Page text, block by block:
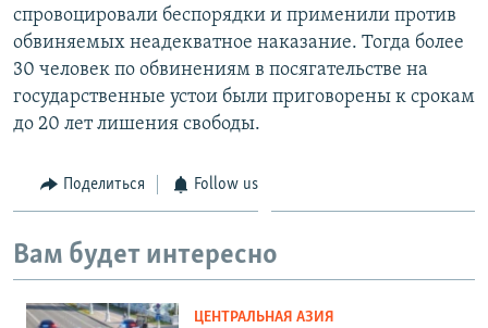
спровоцировали беспорядки и применили против
обвиняемых неадекватное наказание. Тогда более
30 человек по обвинениям в посягательстве на
государственные устои были приговорены к срокам
до 20 лет лишения свободы.
Поделиться Follow us
Вам будет интересно
ЦЕНТРАЛЬНАЯ АЗИЯ